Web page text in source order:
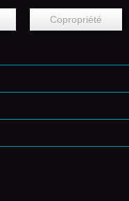
Copropriété